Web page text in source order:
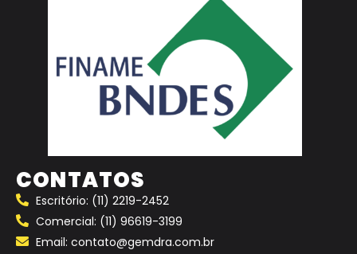
CONTATOS
Escritório: (11) 2219-2452
Comercial: (11) 96619-3199
Email: contato@gemdra.com.br